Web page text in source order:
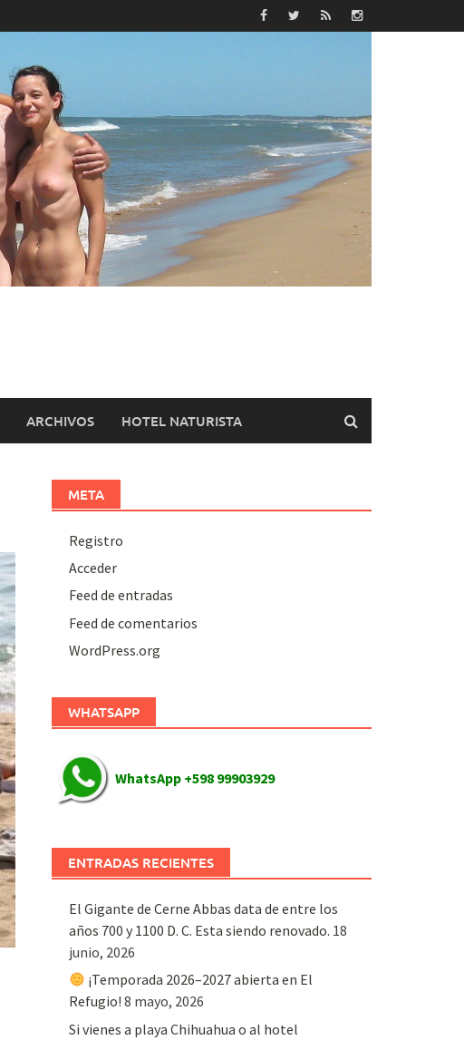
ARCHIVOS HOTEL NATURISTA
META
Registro
Acceder
Feed de entradas
Feed de comentarios
WordPress.org
WHATSAPP
WhatsApp +598 99903929
ENTRADAS RECIENTES
El Gigante de Cerne Abbas data de entre los
años 700 y 1100 D. C. Esta siendo renovado. 18
junio, 2026
¡Temporada 2026–2027 abierta en El
Refugio! 8 mayo, 2026
Si vienes a playa Chihuahua o al hotel